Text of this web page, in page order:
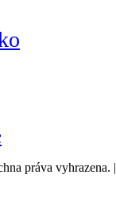
práva vyhrazena. |